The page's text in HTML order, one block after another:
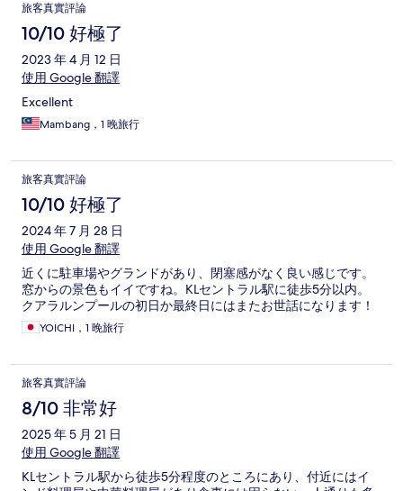
旅客真實評論
10/10 好極了
2023 年 4 月 12 日
使用 Google 翻譯
Excellent
Mambang，1 晚旅行
旅客真實評論
10/10 好極了
2024 年 7 月 28 日
使用 Google 翻譯
近くに駐車場やグランドがあり、閉塞感がなく良い感じです。
窓からの景色もイイですね。KLセントラル駅に徒歩5分以内。
クアラルンプールの初日か最終日にはまたお世話になります！
YOICHI，1 晚旅行
旅客真實評論
8/10 非常好
2025 年 5 月 21 日
使用 Google 翻譯
KLセントラル駅から徒歩5分程度のところにあり、付近にはイ